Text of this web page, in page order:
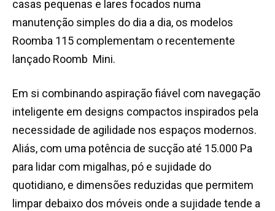
casas pequenas e lares focados numa
manutenção simples do dia a dia, os modelos
Roomba 115 complementam o recentemente
lançado Roomb Mini.
Em si combinando aspiração fiável com navegação
inteligente em designs compactos inspirados pela
necessidade de agilidade nos espaços modernos.
Aliás, com uma potência de sucção até 15.000 Pa
para lidar com migalhas, pó e sujidade do
quotidiano, e dimensões reduzidas que permitem
limpar debaixo dos móveis onde a sujidade tende a